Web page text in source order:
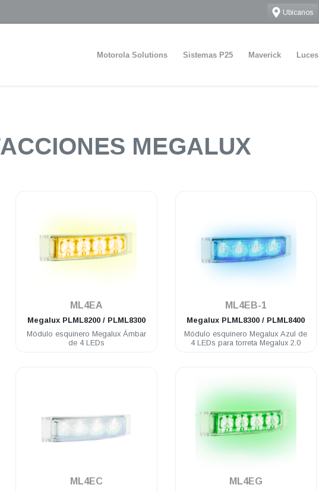
Ubícanos
Motorola Solutions Sistemas P25 Maverick Luces
MEGALUX
ML4EA
Megalux PLML8200 / PLML8300
Módulo esquinero Megalux Ámbar
de 4 LEDs
ML4EB-1
Megalux PLML8300 / PLML8400
Módulo esquinero Megalux Azul de
4 LEDs para torreta Megalux 2.0
ML4EC ML4EG